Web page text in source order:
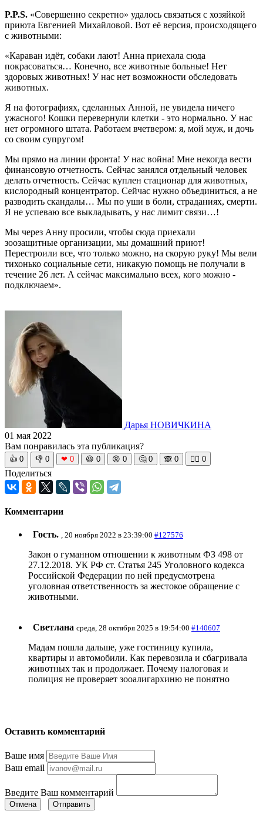
P.P.S. «Совершенно секретно» удалось связаться с хозяйкой
приюта Евгенией Михайловой. Вот её версия, происходящего
с животными:
«Караван идёт, собаки лают! Анна приехала сюда
покрасоваться… Конечно, все животные больные! Нет
здоровых животных! У нас нет возможности обследовать
животных.
Я на фотографиях, сделанных Анной, не увидела ничего
ужасного! Кошки перевернули клетки - это нормально. У нас
нет огромного штата. Работаем вчетвером: я, мой муж, и дочь
со своим супругом!
Мы прямо на линии фронта! У нас война! Мне некогда вести
финансовую отчетность. Сейчас занялся отдельный человек
делать отчетность. Сейчас куплен стационар для животных,
кислородный концентратор. Сейчас нужно объединиться, а не
разводить скандалы… Мы по уши в боли, страданиях, смерти.
Я не успеваю все выкладывать, у нас лимит связи…!
Мы через Анну просили, чтобы сюда приехали
зоозащитные организации, мы домашний приют!
Перестроили все, что только можно, на скорую руку! Мы вели
тихонько социальные сети, никакую помощь не получали в
течение 26 лет. А сейчас максимально всех, кого можно -
подключаем».
Дарья НОВИЧКИНА
01 мая 2022
Вам понравилась эта публикация?
👍 0 👎 0 ❤ 0 😆 0 😡 0 🤔 0 🙈 0 🧘‍♀️ 0
Поделиться
Комментарии
Гость. , 20 ноября 2022 в 23:39:00 #127576
Закон о гуманном отношении к животным ФЗ 498 от
27.12.2018. УК РФ ст. Статья 245 Уголовного кодекса
Российской Федерации по ней предусмотрена
уголовная ответственность за жестокое обращение с
животными.
Светлана среда, 28 октября 2025 в 19:54:00 #140607
Мадам пошла дальше, уже гостиницу купила,
квартиры и автомобили. Как перевозила и сбагривала
животных так и продолжает. Почему налоговая и
полиция не проверяет зооалигархиню не понятно
Оставить комментарий
Ваше имя
Ваш email
Введите Ваш комментарий
Отмена Отправить